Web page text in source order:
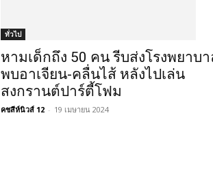
ทั่วไป
หามเด็กถึง 50 คน รีบส่งโรงพยาบ
พบอาเจียน-คลื่นไส้ หลังไปเล่น
สงกรานต์ปาร์ตี้โฟม
คชสีห์นิวส์ 12 - 19 เมษายน 2024